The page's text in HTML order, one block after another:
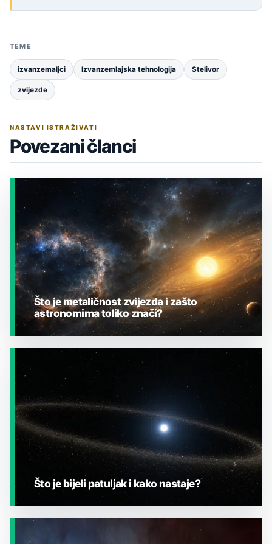
TEME
izvanzemaljci Izvanzemlajska tehnologija Stelivor
zvijezde
NASTAVI ISTRAŽIVATI
Povezani članci
Što je metaličnost zvijezda i zašto
astronomima toliko znači?
Što je bijeli patuljak i kako nastaje?